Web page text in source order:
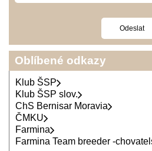
Oblíbené odkazy
Klub ŠSP
Klub ŠSP slov.
ChS Bernisar Moravia
ČMKU
Farmina
Farmina Team breeder -